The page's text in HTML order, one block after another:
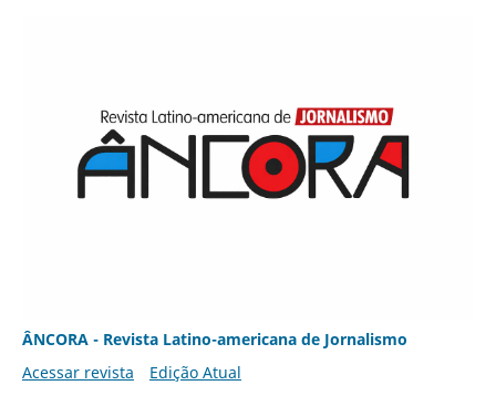
ÂNCORA - Revista Latino-americana de Jornalismo
Acessar revista
Edição Atual